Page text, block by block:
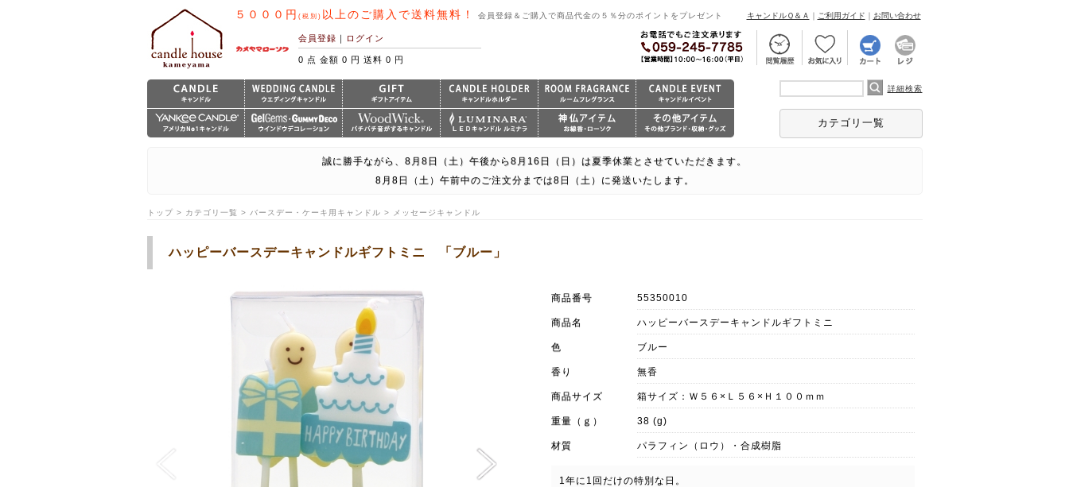
５０００円 (税別) 以上のご購入で送料無料！ 会員登録＆ご購入で商品代金の５％分のポイントをプレゼント キャンドルＱ＆Ａ ｜ ご利用ガイド ｜ お問い合わせ
会員登録 ｜ ログイン
0 点 金額 0 円 送料 0 円
詳細検索
カテゴリ一覧
誠に勝手ながら、8月8日（土）午後から8月16日（日）は夏季休業とさせていただきます。
8月8日（土）午前中のご注文分までは8日（土）に発送いたします。
トップ > カテゴリ一覧 > バースデー・ケーキ用キャンドル > メッセージキャンドル
ハッピーバースデーキャンドルギフトミニ 「ブルー」
商品番号 55350010
商品名 ハッピーバースデーキャンドルギフトミニ
色 ブルー
香り 無香
商品サイズ 箱サイズ：Ｗ５６×Ｌ５６×Ｈ１００ｍｍ
重量（ｇ） 38 (g)
材質 パラフィン（ロウ）・合成樹脂
1年に1回だけの特別な日。